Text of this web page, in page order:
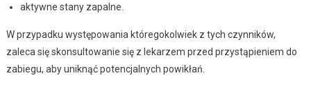
aktywne stany zapalne.
W przypadku występowania któregokolwiek z tych czynników,
zaleca się skonsultowanie się z lekarzem przed przystąpieniem do
zabiegu, aby uniknąć potencjalnych powikłań.